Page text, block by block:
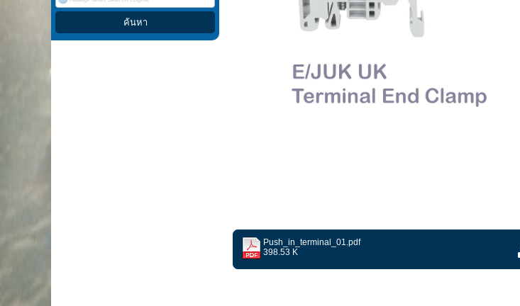
Push_in_terminal_01.pdf
398.53 K